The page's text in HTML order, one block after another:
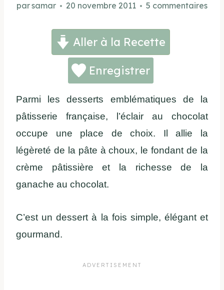
parsamar 20 novembre 2011 5 commentaires
Aller à la Recette
Enregistrer
Parmi les desserts emblématiques de la
pâtisserie française, l’éclair au chocolat
occupe une place de choix. Il allie la
légèreté de la pâte à choux, le fondant de la
crème pâtissière et la richesse de la
ganache au chocolat.
C’est un dessert à la fois simple, élégant et
gourmand.